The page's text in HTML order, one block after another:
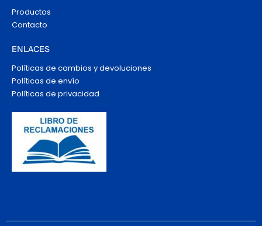
Productos
Contacto
ENLACES
Políticas de cambios y devoluciones
Políticas de envío
Políticas de privacidad